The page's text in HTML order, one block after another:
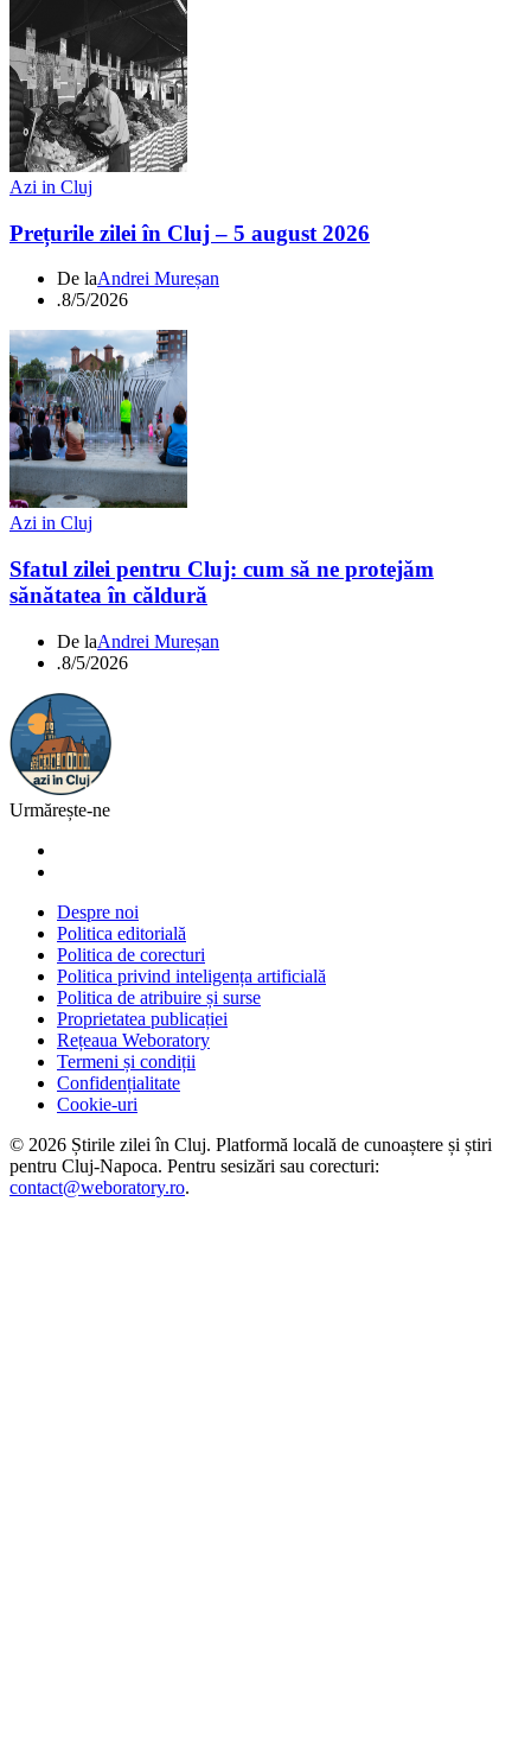
Azi in Cluj
Prețurile zilei în Cluj – 5 august 2026
De laAndrei Mureșan
.8/5/2026
Azi in Cluj
Sfatul zilei pentru Cluj: cum să ne protejăm
sănătatea în căldură
De laAndrei Mureșan
.8/5/2026
Urmărește-ne
Despre noi
Politica editorială
Politica de corecturi
Politica privind inteligența artificială
Politica de atribuire și surse
Proprietatea publicației
Rețeaua Weboratory
Termeni și condiții
Confidențialitate
Cookie-uri
© 2026 Știrile zilei în Cluj. Platformă locală de cunoaștere și știri
pentru Cluj-Napoca. Pentru sesizări sau corecturi:
contact@weboratory.ro.